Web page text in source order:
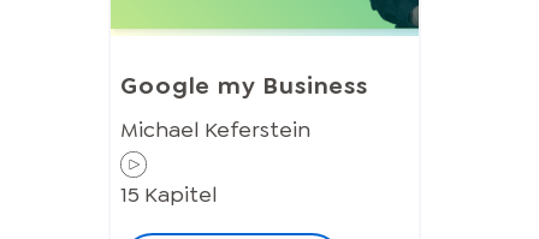
Google my Business
Michael Keferstein
15 Kapitel